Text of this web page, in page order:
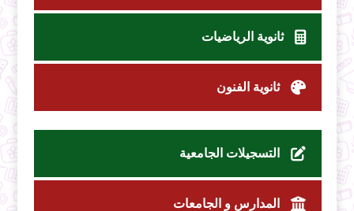
ثانوية الرياضيات
ثانوية الفنون
التسجيلات الجامعية
المدارس و الجامعات